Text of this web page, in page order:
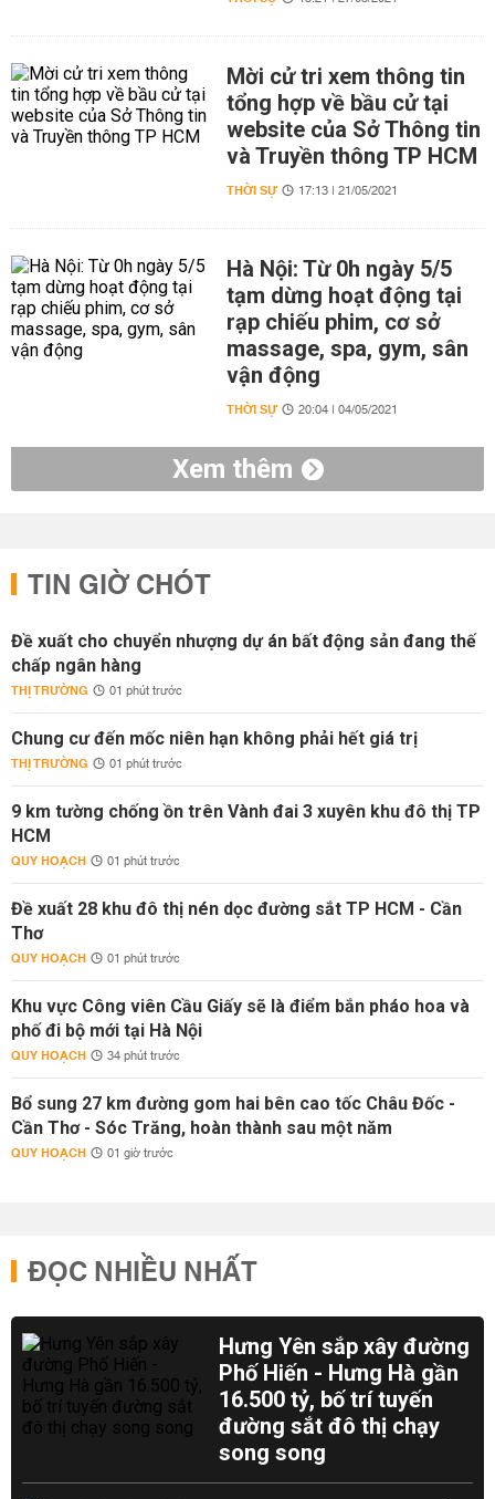
Mời cử tri xem thông tin
tổng hợp về bầu cử tại
website của Sở Thông tin
và Truyền thông TP HCM
THỜI SỰ 17:13 | 21/05/2021
Hà Nội: Từ 0h ngày 5/5
tạm dừng hoạt động tại
rạp chiếu phim, cơ sở
massage, spa, gym, sân
vận động
THỜI SỰ 20:04 | 04/05/2021
Xem thêm
TIN GIỜ CHÓT
Đề xuất cho chuyển nhượng dự án bất động sản đang thế
chấp ngân hàng
THỊ TRƯỜNG 01 phút trước
Chung cư đến mốc niên hạn không phải hết giá trị
THỊ TRƯỜNG 01 phút trước
9 km tường chống ồn trên Vành đai 3 xuyên khu đô thị TP
HCM
QUY HOẠCH 01 phút trước
Đề xuất 28 khu đô thị nén dọc đường sắt TP HCM - Cần
Thơ
QUY HOẠCH 01 phút trước
Khu vực Công viên Cầu Giấy sẽ là điểm bắn pháo hoa và
phố đi bộ mới tại Hà Nội
QUY HOẠCH 34 phút trước
Bổ sung 27 km đường gom hai bên cao tốc Châu Đốc -
Cần Thơ - Sóc Trăng, hoàn thành sau một năm
QUY HOẠCH 01 giờ trước
ĐỌC NHIỀU NHẤT
Hưng Yên sắp xây đường
Phố Hiến - Hưng Hà gần
16.500 tỷ, bố trí tuyến
đường sắt đô thị chạy
song song